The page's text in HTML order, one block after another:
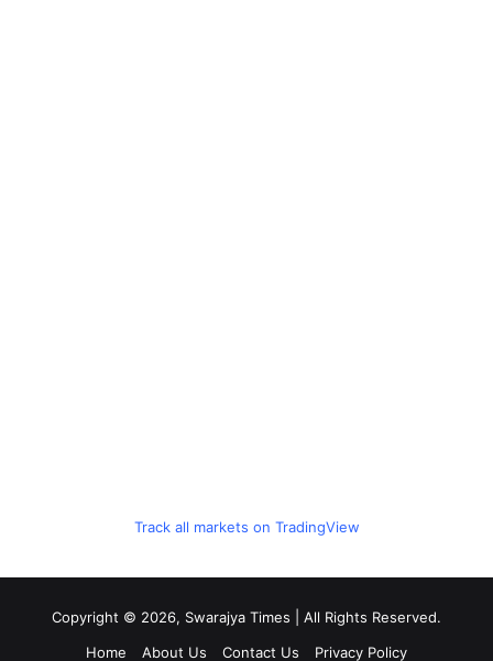
Track all markets on TradingView
Copyright © 2026, Swarajya Times | All Rights Reserved.
Home
About Us Contact Us Privacy Policy